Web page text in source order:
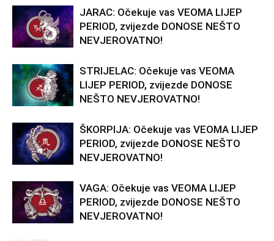
JARAC: Očekuje vas VEOMA LIJEP
PERIOD, zvijezde DONOSE NEŠTO
NEVJEROVATNO!
STRIJELAC: Očekuje vas VEOMA
LIJEP PERIOD, zvijezde DONOSE
NEŠTO NEVJEROVATNO!
ŠKORPIJA: Očekuje vas VEOMA LIJEP
PERIOD, zvijezde DONOSE NEŠTO
NEVJEROVATNO!
VAGA: Očekuje vas VEOMA LIJEP
PERIOD, zvijezde DONOSE NEŠTO
NEVJEROVATNO!